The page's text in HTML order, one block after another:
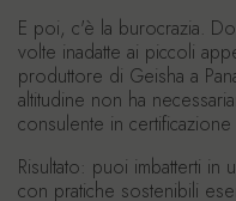
E poi, c'è la burocrazia.
volte inadatte ai piccoli
produttore di Geisha a
altitudine non ha
consulente in
Risultato: puoi imbatterti in
con pratiche sostenibili